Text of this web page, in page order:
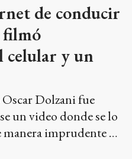
de conducir
filmó
celular y un
Dolzani fue
un video donde se lo
imprudente en